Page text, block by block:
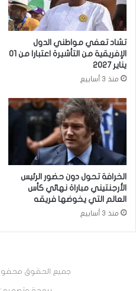
تشاد تعفي مواطني الدول
الإفريقية من التأشيرة اعتبارا من 01
يناير 2027
منذ 3 أسابيع
الخرافة تحول دون حضور الرئيس
الأرجنتيني مباراة نهائي كأس
العالم التي يخوضها فريقه
منذ 3 أسابيع
جميع الحقوق